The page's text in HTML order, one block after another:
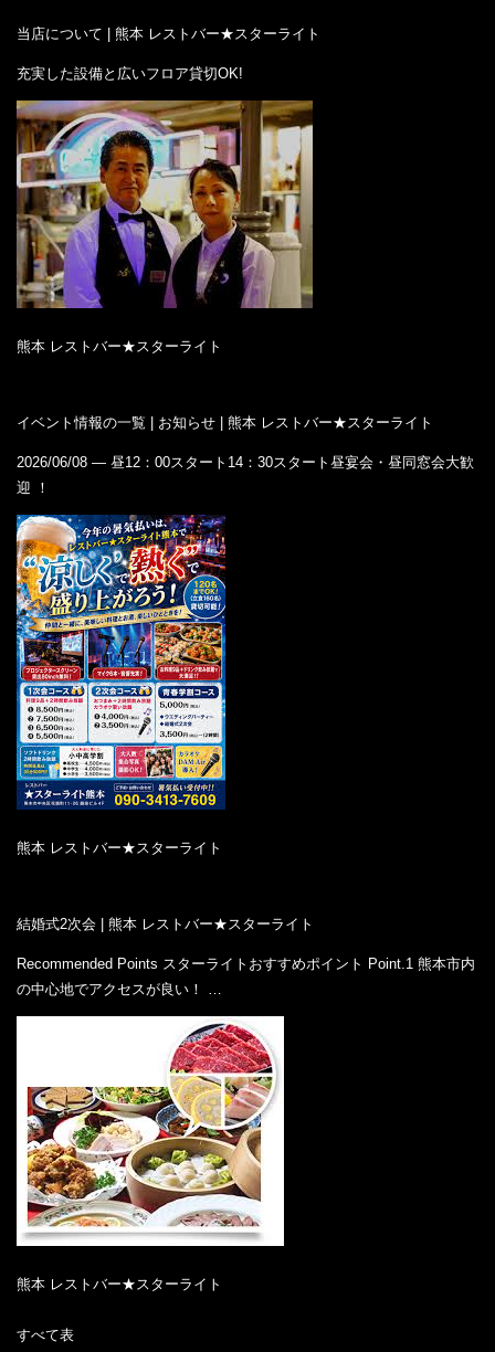
当店について | 熊本 レストバー★スターライト
充実した設備と広いフロア貸切OK!
熊本 レストバー★スターライト
イベント情報の一覧 | お知らせ | 熊本 レストバー★スターライト
2026/06/08 — 昼12：00スタート14：30スタート昼宴会・昼同窓会大歓
迎 ！
熊本 レストバー★スターライト
結婚式2次会 | 熊本 レストバー★スターライト
Recommended Points スターライトおすすめポイント Point.1 熊本市内
の中心地でアクセスが良い！ …
熊本 レストバー★スターライト
すべて表